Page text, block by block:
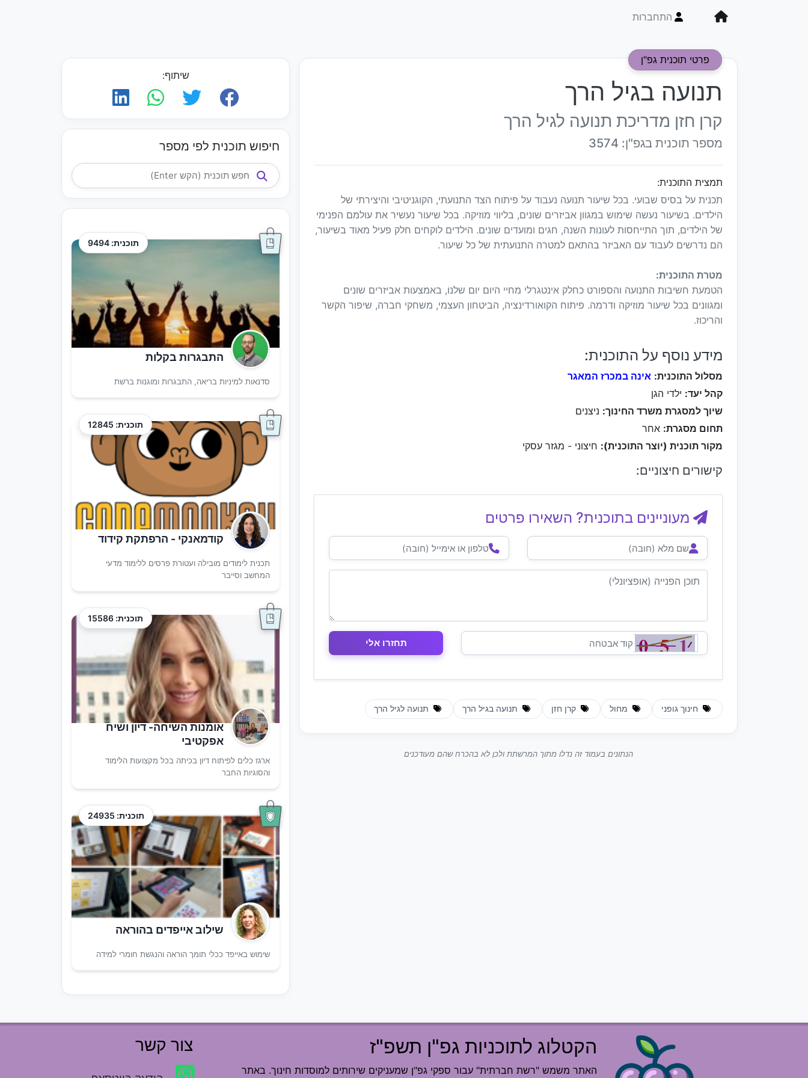
התחברות
פרטי תוכנית גפ"ן
תנועה בגיל הרך
קרן חזן מדריכת תנועה לגיל הרך
מספר תוכנית בגפ"ן: 3574
תמצית התוכנית:
תכנית על בסיס שבועי. בכל שיעור תנועה נעבוד על פיתוח הצד התנועתי, הקוגניטיבי והיצירתי של
הילדים. בשיעור נעשה שימוש במגוון אביזרים שונים, בליווי מוזיקה. בכל שיעור נעשיר את עולמם הפנימי
של הילדים, תוך התייחסות לעונות השנה, חגים ומועדים שונים. הילדים לוקחים חלק פעיל מאוד בשיעור,
הם נדרשים לעבוד עם האביזר בהתאם למטרה התנועתית של כל שיעור.
מטרת התוכנית:
הטמעת חשיבות התנועה והספורט כחלק אינטגרלי מחיי היום יום שלנו, באמצעות אביזרים שונים
ומגוונים בכל שיעור מוזיקה ודרמה. פיתוח הקואורדינציה, הביטחון העצמי, משחקי חברה, שיפור הקשר
והריכוז.
מידע נוסף על התוכנית:
מסלול התוכנית: אינה במכרז המאגר
קהל יעד: ילדי הגן
שיוך למסגרת משרד החינוך: ניצנים
תחום מסגרת: אחר
מקור תוכנית (יוצר התוכנית): חיצוני - מגזר עסקי
קישורים חיצוניים:
מעוניינים בתוכנית? השאירו פרטים
חינוך גופני מחול קרן חזן תנועה בגיל הרך תנועה לגיל הרך
הנתונים בעמוד זה נדלו מתוך המרשתת ולכן לא בהכרח שהם מעודכנים
שיתוף:
חיפוש תוכנית לפי מספר
תוכנית: 9494
התבגרות בקלות
סדנאות למיניות בריאה, התבגרות ומוגנות ברשת
תוכנית: 12845
קודמאנקי - הרפתקת קידוד
תכנית לימודים מובילה ועטורת פרסים ללימוד מדעי
המחשב וסייבר
תוכנית: 15586
אומנות השיחה- דיון ושיח
אפקטיבי
ארגז כלים לפיתוח דיון בכיתה בכל מקצועות הלימוד
והסוגיות החבר
תוכנית: 24935
שילוב אייפדים בהוראה
שימוש באייפד ככלי תומך הוראה והנגשת חומרי למידה
הקטלוג לתוכניות גפ"ן תשפ"ז
האתר משמש "רשת חברתית" עבור ספקי גפ"ן שמעניקים שירותים למוסדות חינוך. באתר
צור קשר